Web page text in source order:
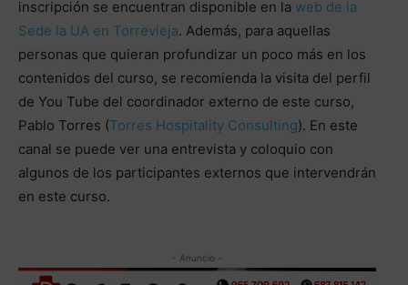
inscripción se encuentran disponible en la web de la
Sede la UA en Torrevieja. Además, para aquellas
personas que quieran profundizar un poco más en los
contenidos del curso, se recomienda la visita del perfil
de You Tube del coordinador externo de este curso,
Pablo Torres (Torres Hospitality Consulting). En este
canal se puede ver una entrevista y coloquio con
algunos de los participantes externos que intervendrán
en este curso.
- Anuncio -